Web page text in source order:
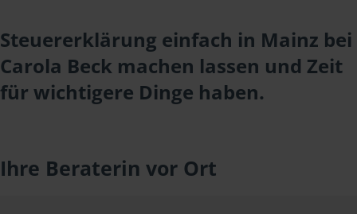
Steuererklärung einfach in Mainz bei
Carola Beck machen lassen und Zeit
für wichtigere Dinge haben.
Ihre Beraterin vor Ort